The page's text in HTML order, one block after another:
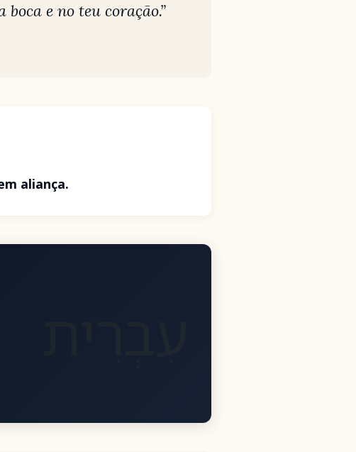
e no teu coração.”
aliança.